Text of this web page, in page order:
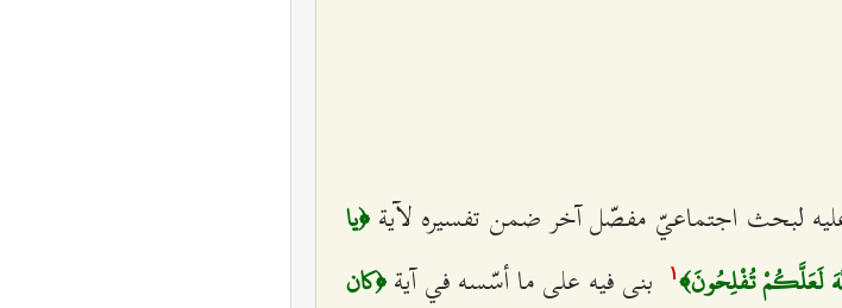
عليه لبحث اجتماعيّ مفصّل آخر ضمن تفسيره لآية﴿يا
لَعَلَّكُمْ تُفْلِحُونَ﴾۱ بنى فيه على ما أسّسه في آية﴿كان